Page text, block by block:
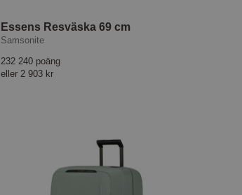
Essens Resväska 69 cm
Samsonite
232 240 poäng
eller 2 903 kr